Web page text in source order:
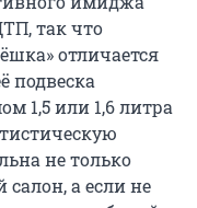
так что
отличается
подвеска
1,5 или 1,6 литра
не только
а если не